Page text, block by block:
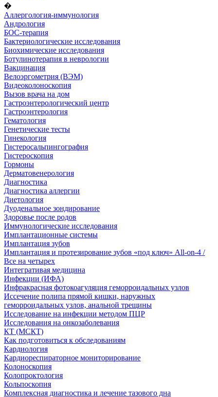
�
Аллергология-иммунология
Андрология
БОС-терапия
Бактериологические исследования
Биохимические исследования
Ботулинотерапия в неврологии
Вакцинация
Велоэргометрия (ВЭМ)
Видеоколоноскопия
Вызов врача на дом
Гастроэнтерологический центр
Гастроэнтерология
Гематология
Генетические тесты
Гинекология
Гистеросальпингография
Гистероскопия
Гормоны
Дерматовенерология
Диагностика
Диагностика аллергии
Диетология
Дуоденальное зондирование
Здоровье после родов
Иммунологические исследования
Имплантационные системы
Имплантация зубов
Имплантация и протезирование зубов «под ключ» All-on-4 /
Все на четырех
Интегративая медицина
Инфекции (ИФА)
Инфракрасная фотокоагуляция геморроидальных узлов
Иссечение полипа прямой кишки, наружных
геморроидальных узлов, анальной трещины
Исследование на инфекции методом ПЦР
Исследования на онкозаболевания
КТ (МСКТ)
Как подготовиться к обследованиям
Кардиология
Кардиореспираторное мониторирование
Колоноскопия
Колопроктология
Кольпоскопия
Комплексная диагностика и лечение тазового дна